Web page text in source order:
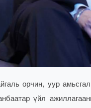
орчин, уур
үйл